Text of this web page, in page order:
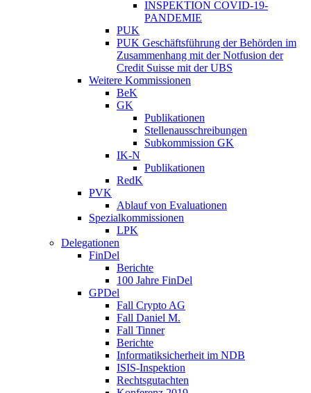
INSPEKTION COVID-19-
PANDEMIE
PUK
PUK Geschäftsführung der Behörden im
Zusammenhang mit der Notfusion der
Credit Suisse mit der UBS
Weitere Kommissionen
BeK
GK
Publikationen
Stellenausschreibungen
Subkommission GK
IK-N
Publikationen
RedK
PVK
Ablauf von Evaluationen
Spezialkommissionen
LPK
Delegationen
FinDel
Berichte
100 Jahre FinDel
GPDel
Fall Crypto AG
Fall Daniel M.
Fall Tinner
Berichte
Informatiksicherheit ­im NDB
ISIS-Inspektion
Rechtsgutachten